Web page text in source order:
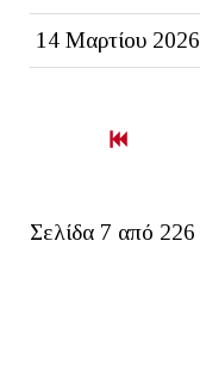
14 Μαρτίου 2026
Σελίδα 7 από 226